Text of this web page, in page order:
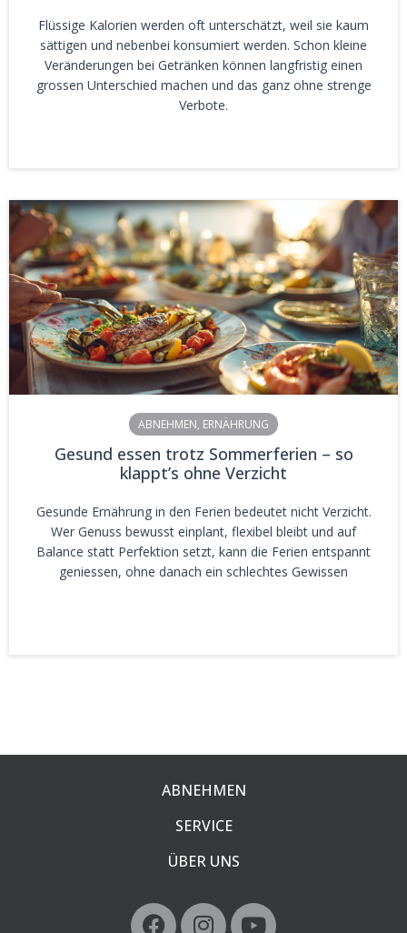
Flüssige Kalorien werden oft unterschätzt, weil sie kaum
sättigen und nebenbei konsumiert werden. Schon kleine
Veränderungen bei Getränken können langfristig einen
grossen Unterschied machen und das ganz ohne strenge
Verbote.
ABNEHMEN, ERNÄHRUNG
Gesund essen trotz Sommerferien – so
klappt’s ohne Verzicht
Gesunde Ernährung in den Ferien bedeutet nicht Verzicht.
Wer Genuss bewusst einplant, flexibel bleibt und auf
Balance statt Perfektion setzt, kann die Ferien entspannt
geniessen, ohne danach ein schlechtes Gewissen
ABNEHMEN
SERVICE
ÜBER UNS